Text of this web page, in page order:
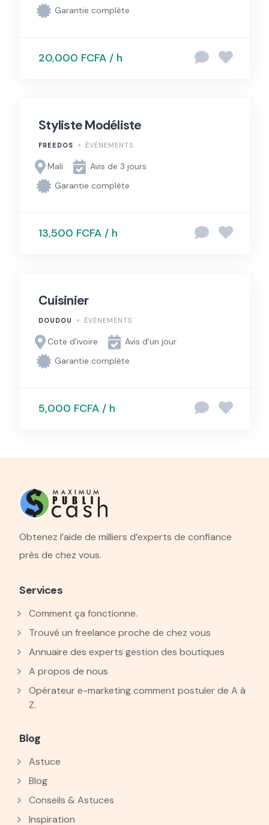
Garantie complète
20,000 FCFA / h
Styliste Modéliste
FREEDOS ÉVÉNEMENTS
Mali
Avis de 3 jours
Garantie complète
13,500 FCFA / h
Cuisinier
DOUDOU ÉVÉNEMENTS
Cote d'ivoire
Avis d'un jour
Garantie complète
5,000 FCFA / h
Obtenez l’aide de milliers d’experts de confiance
près de chez vous.
Services
Comment ça fonctionne.
Trouvé un freelance proche de chez vous
Annuaire des experts gestion des boutiques
A propos de nous
Opérateur e-marketing comment postuler de A à
Z.
Blog
Astuce
Blog
Conseils & Astuces
Inspiration